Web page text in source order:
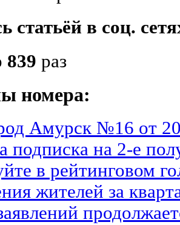
статьёй в соц.
839 раз
номера:
Амурск №16 от
подписка на 2-е
в рейтинговом
жителей за